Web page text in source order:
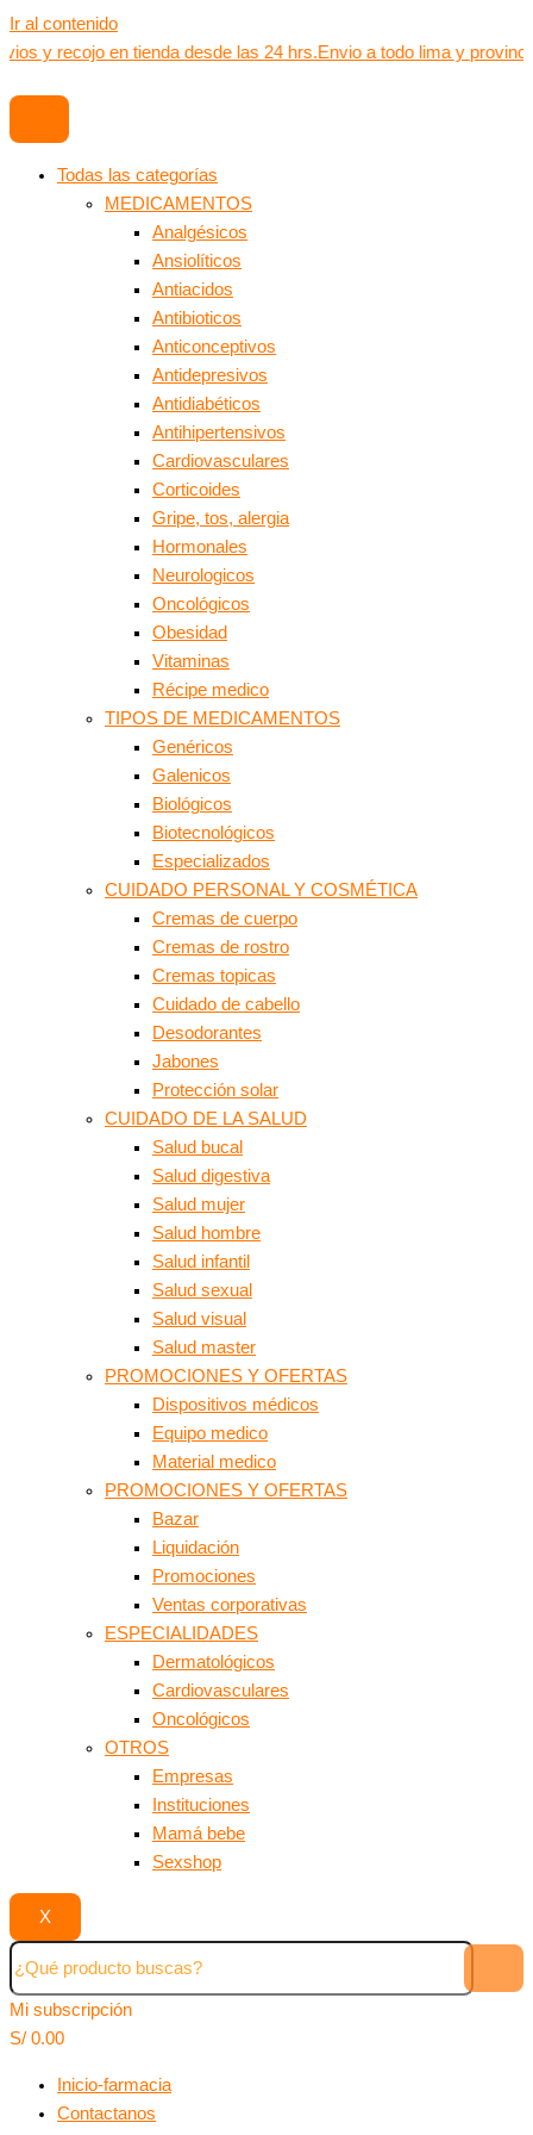
Ir al contenido
y recojo en tienda desde las 24 hrs.Envio a todo lima y
Todas las categorías
MEDICAMENTOS
Analgésicos
Ansiolíticos
Antiacidos
Antibioticos
Anticonceptivos
Antidepresivos
Antidiabéticos
Antihipertensivos
Cardiovasculares
Corticoides
Gripe, tos, alergia
Hormonales
Neurologicos
Oncológicos
Obesidad
Vitaminas
Récipe medico
TIPOS DE MEDICAMENTOS
Genéricos
Galenicos
Biológicos
Biotecnológicos
Especializados
CUIDADO PERSONAL Y COSMÉTICA
Cremas de cuerpo
Cremas de rostro
Cremas topicas
Cuidado de cabello
Desodorantes
Jabones
Protección solar
CUIDADO DE LA SALUD
Salud bucal
Salud digestiva
Salud mujer
Salud hombre
Salud infantil
Salud sexual
Salud visual
Salud master
PROMOCIONES Y OFERTAS
Dispositivos médicos
Equipo medico
Material medico
PROMOCIONES Y OFERTAS
Bazar
Liquidación
Promociones
Ventas corporativas
ESPECIALIDADES
Dermatológicos
Cardiovasculares
Oncológicos
OTROS
Empresas
Instituciones
Mamá bebe
Sexshop
X
Mi subscripción
S/ 0.00
Inicio-farmacia
Contactanos